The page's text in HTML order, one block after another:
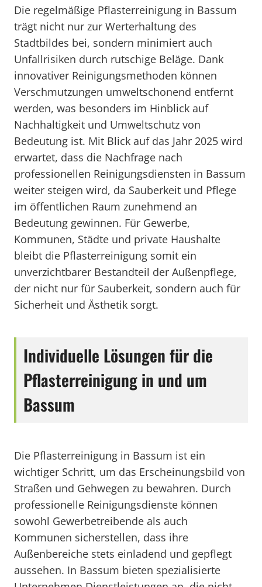
Die regelmäßige Pflasterreinigung in Bassum
trägt nicht nur zur Werterhaltung des
Stadtbildes bei, sondern minimiert auch
Unfallrisiken durch rutschige Beläge. Dank
innovativer Reinigungsmethoden können
Verschmutzungen umweltschonend entfernt
werden, was besonders im Hinblick auf
Nachhaltigkeit und Umweltschutz von
Bedeutung ist. Mit Blick auf das Jahr 2025 wird
erwartet, dass die Nachfrage nach
professionellen Reinigungsdiensten in Bassum
weiter steigen wird, da Sauberkeit und Pflege
im öffentlichen Raum zunehmend an
Bedeutung gewinnen. Für Gewerbe,
Kommunen, Städte und private Haushalte
bleibt die Pflasterreinigung somit ein
unverzichtbarer Bestandteil der Außenpflege,
der nicht nur für Sauberkeit, sondern auch für
Sicherheit und Ästhetik sorgt.
Individuelle Lösungen für die
Pflasterreinigung in und um
Bassum
Die Pflasterreinigung in Bassum ist ein
wichtiger Schritt, um das Erscheinungsbild von
Straßen und Gehwegen zu bewahren. Durch
professionelle Reinigungsdienste können
sowohl Gewerbetreibende als auch
Kommunen sicherstellen, dass ihre
Außenbereiche stets einladend und gepflegt
aussehen. In Bassum bieten spezialisierte